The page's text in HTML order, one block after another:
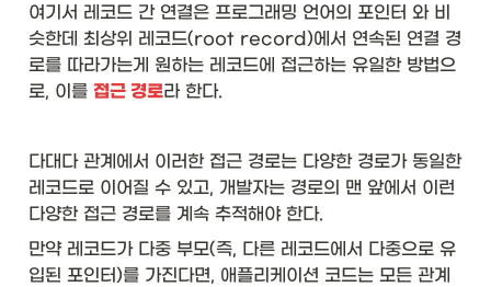
여기서 레코드 간 연결은 프로그래밍 언어의 포인터 와 비
슷한데 최상위 레코드(root record)에서 연속된 연결 경
로를 따라가는게 원하는 레코드에 접근하는 유일한 방법으
로, 이를 접근 경로라 한다.
다대다 관계에서 이러한 접근 경로는 다양한 경로가 동일한
레코드로 이어질 수 있고, 개발자는 경로의 맨 앞에서 이런
다양한 접근 경로를 계속 추적해야 한다.
만약 레코드가 다중 부모(즉, 다른 레코드에서 다중으로 유
입된 포인터)를 가진다면, 애플리케이션 코드는 모든 관계